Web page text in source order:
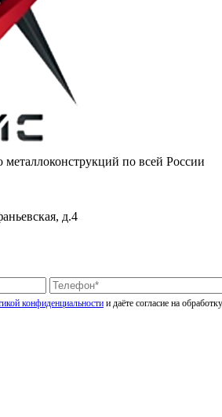
металлоконструкций по всей России
д.4
конфиденциальности